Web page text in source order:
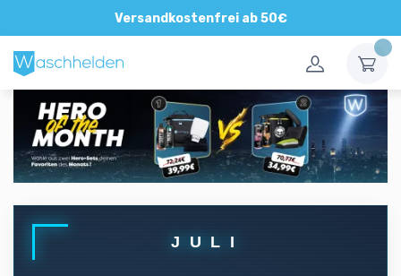
Versandkostenfrei ab 50€
JULI